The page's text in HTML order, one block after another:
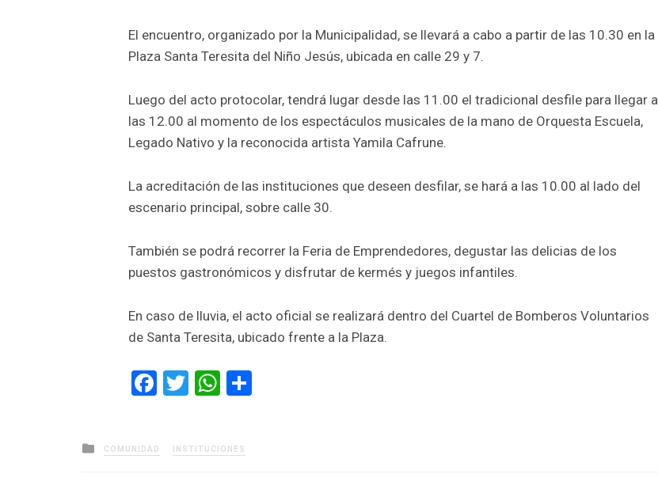
El encuentro, organizado por la Municipalidad, se llevará a cabo a partir de las 10.30 en la
Plaza Santa Teresita del Niño Jesús, ubicada en calle 29 y 7.
Luego del acto protocolar, tendrá lugar desde las 11.00 el tradicional desfile para llegar a
las 12.00 al momento de los espectáculos musicales de la mano de Orquesta Escuela,
Legado Nativo y la reconocida artista Yamila Cafrune.
La acreditación de las instituciones que deseen desfilar, se hará a las 10.00 al lado del
escenario principal, sobre calle 30.
También se podrá recorrer la Feria de Emprendedores, degustar las delicias de los
puestos gastronómicos y disfrutar de kermés y juegos infantiles.
En caso de lluvia, el acto oficial se realizará dentro del Cuartel de Bomberos Voluntarios
de Santa Teresita, ubicado frente a la Plaza.
Facebook
TwitterWhatsApp
Posted
in
COMUNIDAD INSTITUCIONES